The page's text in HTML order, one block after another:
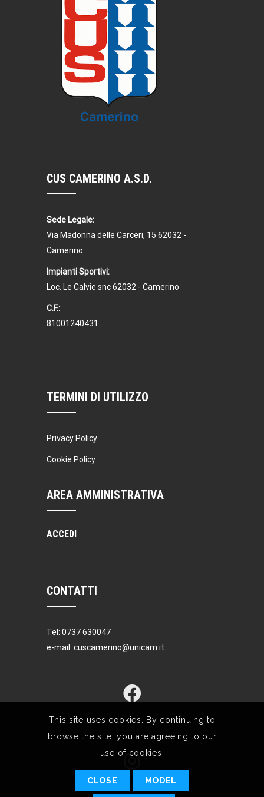
CUS CAMERINO A.S.D.
Sede Legale:
Via Madonna delle Carceri, 15 62032 -
Camerino
Impianti Sportivi:
Loc. Le Calvie snc 62032 - Camerino
C.F.:
81001240431
TERMINI DI UTILIZZO
Privacy Policy
Cookie Policy
AREA AMMINISTRATIVA
ACCEDI
CONTATTI
Tel: 0737 630047
e-mail: cuscamerino@unicam.it
This site uses cookies. By continuing to
browse the site, you are agreeing to our
use of cookies.
CLOSE MODEL